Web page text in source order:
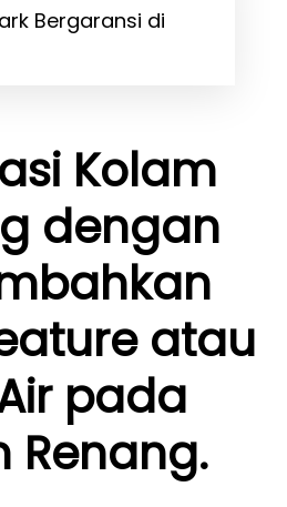
Bergaransi di
Kolam
dengan
atau
pada
Renang.